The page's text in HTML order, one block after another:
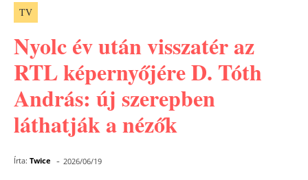
TV
Nyolc év után visszatér az
RTL képernyőjére D. Tóth
András: új szerepben
láthatják a nézők
Írta: Twice - 2026/06/19